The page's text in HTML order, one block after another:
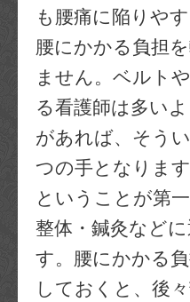
も腰痛に陥りや
腰にかかる負担
ません。ベルト
る看護師は多い
があれば、そう
つの手となりま
ということが第
整体・鍼灸など
す。腰にかかる
しておくと、後